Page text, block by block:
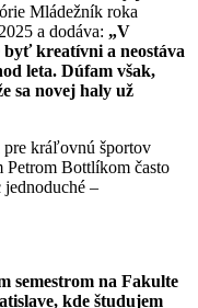
Mládežník roka
a dodáva: „V
kreatívni a neostáva
leta. Dúfam však,
sa novej haly už
kráľovnú športov
Petrom Bottlíkom často
–
semestrom na Fakulte
kde študujem